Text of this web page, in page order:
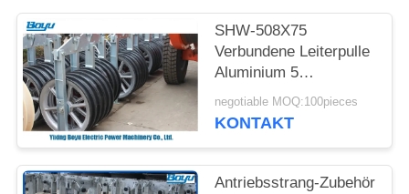
PRIVACY
POLICY
SHW-508X75
Verbundene Leiterpulle
Aluminium 5
Scheibenblöcke
negotiable MOQ:100pieces
KONTAKT
Antriebsstrang-Zubehör